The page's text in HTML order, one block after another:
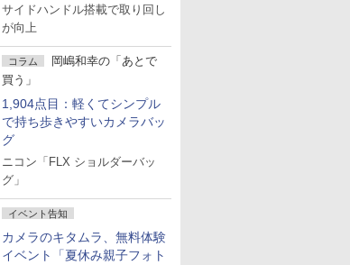
サイドハンドル搭載で取り回し
が向上
コラム
岡嶋和幸の「あとで
買う」
1,904点目：軽くてシンプル
で持ち歩きやすいカメラバッ
グ
ニコン「FLX ショルダーバッ
グ」
イベント告知
カメラのキタムラ、無料体験
イベント「夏休み親子フォト